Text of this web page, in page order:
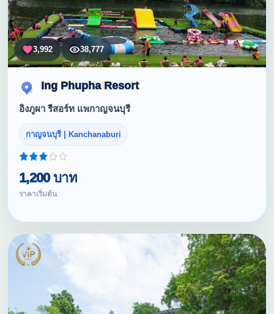
3,992 38,777
Ing Phupha Resort
อิงภูผา รีสอร์ท แพกาญจนบุรี
กาญจนบุรี | Kanchanaburi
1,200 บาท
ราคาเริ่มต้น